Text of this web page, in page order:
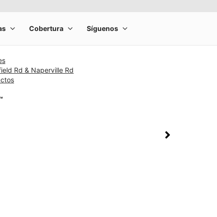
Rd & Naperville Rd
product image at a time. Use the Previous and Next buttons